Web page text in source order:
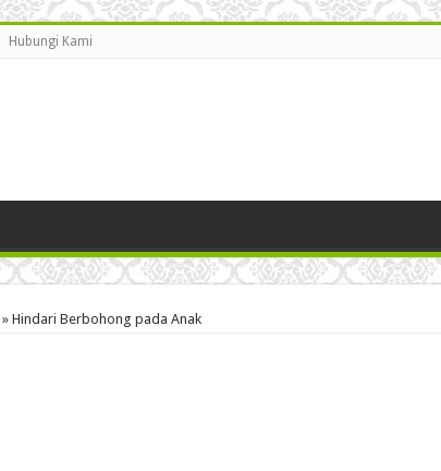
Hubungi Kami
» Hindari Berbohong pada Anak